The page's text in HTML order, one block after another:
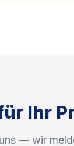
Ihr
— wir